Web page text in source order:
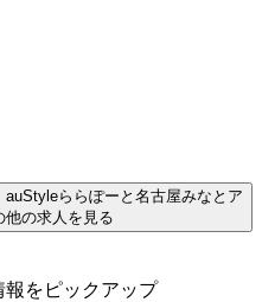
ららぽーと名古屋みなとア
他の求人を見る
をピックアップ